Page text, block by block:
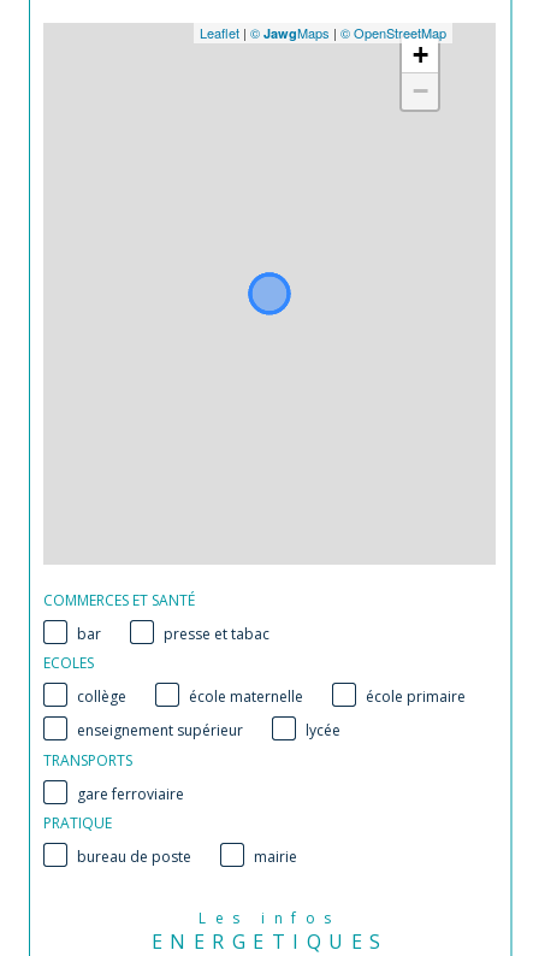
+
−
Leaflet | © JawgMaps | © OpenStreetMap
COMMERCES ET SANTÉ
bar
presse et tabac
ECOLES
collège
école maternelle
école primaire
enseignement supérieur
lycée
TRANSPORTS
gare ferroviaire
PRATIQUE
bureau de poste
mairie
Les infos
ENERGETIQUES